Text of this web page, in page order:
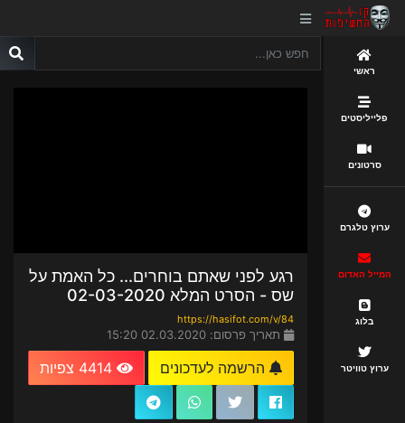
ראשי
פלייליסטים
סרטונים
ערוץ טלגרם
המייל האדום
בלוג
ערוץ טוויטר
רגע לפני שאתם בוחרים... כל האמת על
שס - הסרט המלא 02-03-2020
https://hasifot.com/v/84
תאריך פרסום: 02.03.2020 15:20
הרשמה לעדכונים